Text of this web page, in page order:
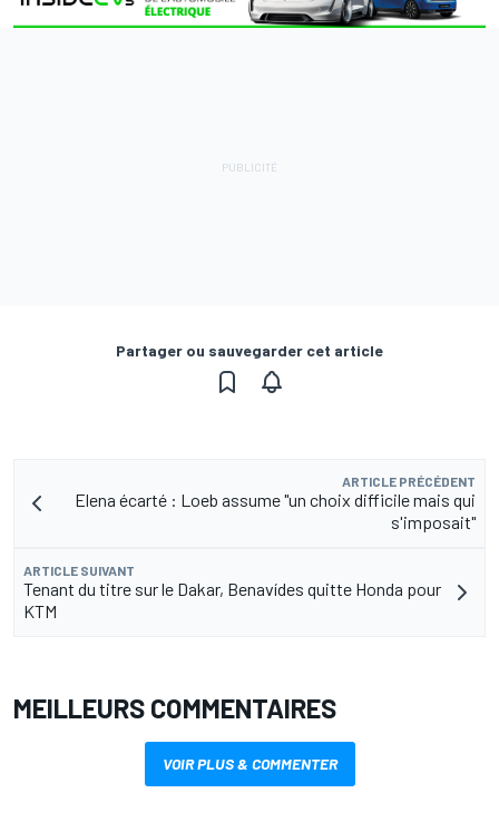
Partager ou sauvegarder cet article
ARTICLE PRÉCÉDENT
Elena écarté : Loeb assume "un choix difficile mais qui
s'imposait"
ARTICLE SUIVANT
Tenant du titre sur le Dakar, Benavídes quitte Honda pour
KTM
MEILLEURS COMMENTAIRES
VOIR PLUS & COMMENTER